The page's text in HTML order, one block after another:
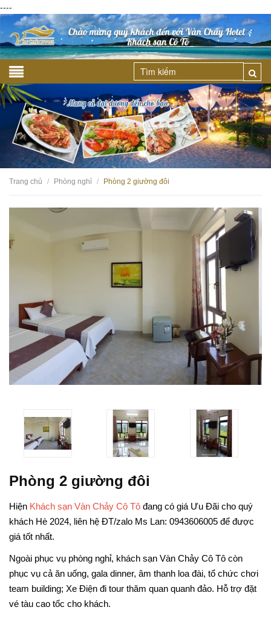
----
Trang chủ / Phòng nghỉ / Phòng 2 giường đôi
Phòng 2 giường đôi
Hiện Khách sạn Vàn Chảy Cô Tô đang có giá Ưu Đãi cho quý
khách Hè 2024, liên hệ ĐT/zalo Ms Lan: 0943606005 để được
giá tốt nhất.
Ngoài phục vụ phòng nghỉ, khách sạn Vàn Chảy Cô Tô còn
phục vụ cả ăn uống, gala dinner, âm thanh loa đài, tổ chức chơi
team building; Xe Điện đi tour thăm quan quanh đảo. Hỗ trợ đặt
vé tàu cao tốc cho khách.